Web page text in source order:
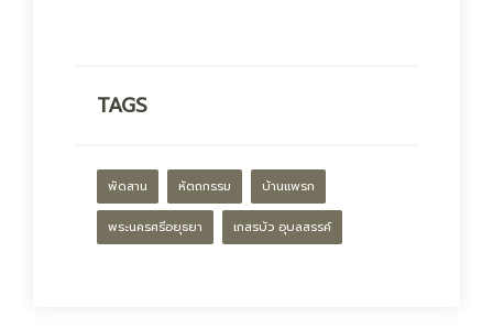
TAGS
พัดสาน หัตถกรรม บ้านแพรก
พระนครศรีอยุธยา เกสรบัว อุบลสรรค์